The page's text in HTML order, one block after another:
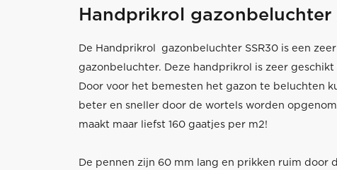
Handprikrol gazonbeluchter
De Handprikrol gazonbeluchter SSR30 is een
gazonbeluchter. Deze handprikrol is zeer
Door voor het bemesten het gazon te beluchten
beter en sneller door de wortels worden
maakt maar liefst 160 gaatjes per m2!
De pennen zijn 60 mm lang en prikken ruim door